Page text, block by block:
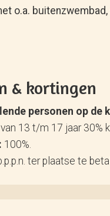
o.a.
& kortingen
personen op de
13 t/m 17 jaar 30%
100%.
ter plaatse te